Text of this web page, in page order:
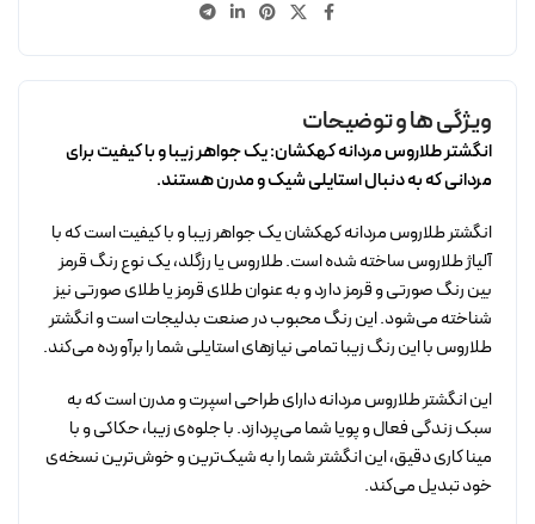
ویژگی ها و توضیحات
انگشتر طلاروس مردانه کهکشان: یک جواهر زیبا و با کیفیت برای
مردانی که به دنبال استایلی شیک و مدرن هستند.
انگشتر طلاروس مردانه کهکشان یک جواهر زیبا و با کیفیت است که با
آلیاژ طلاروس ساخته شده است. طلاروس یا رزگلد، یک نوع رنگ قرمز
بین رنگ صورتی و قرمز دارد و به عنوان طلای قرمز یا طلای صورتی نیز
شناخته می‌شود. این رنگ محبوب در صنعت بدلیجات است و انگشتر
طلاروس با این رنگ زیبا تمامی نیازهای استایلی شما را برآورده می‌کند.
این انگشتر طلاروس مردانه دارای طراحی اسپرت و مدرن است که به
سبک زندگی فعال و پویا شما می‌پردازد. با جلوه‌ی زیبا، حکاکی و با
مینا کاری دقیق، این انگشتر شما را به شیک‌ترین و خوش‌ترین نسخه‌ی
خود تبدیل می‌کند.